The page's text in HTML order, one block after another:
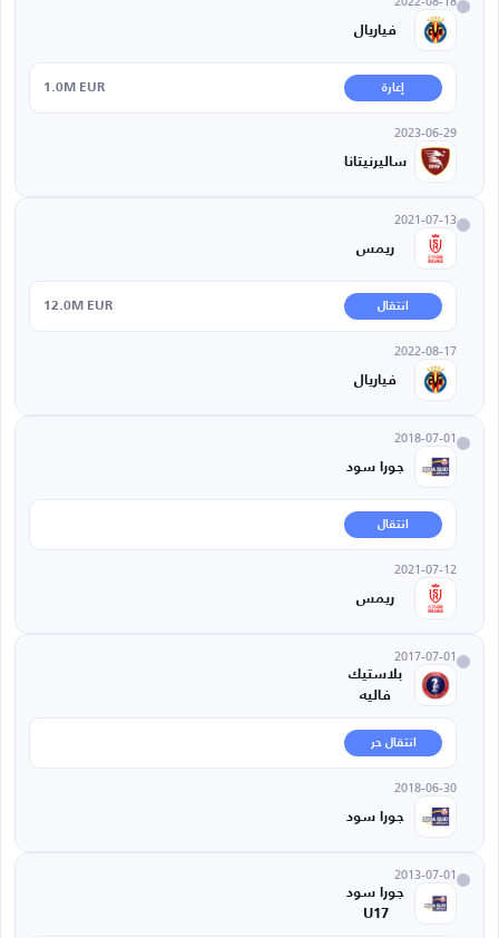
فياريال
إعارة 1.0M EUR
2023-06-29
ساليرنيتانا
2021-07-13
ريمس
انتقال 12.0M EUR
2022-08-17
فياريال
2018-07-01
جورا سود
انتقال
2021-07-12
ريمس
2017-07-01
بلاستيك
فاليه
انتقال حر
2018-06-30
جورا سود
2013-07-01
جورا سود
U17